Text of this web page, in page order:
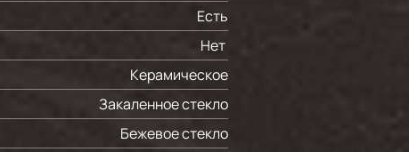
Есть
Нет
Керамическое
Закаленное стекло
Бежевое стекло